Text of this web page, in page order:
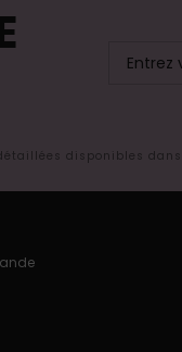
disponibles